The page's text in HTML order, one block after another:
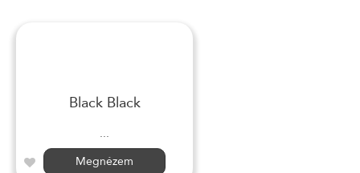
Black Black
...
Megnézem